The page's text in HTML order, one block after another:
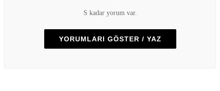
S kadar yorum var.
YORUMLARI GÖSTER / YAZ